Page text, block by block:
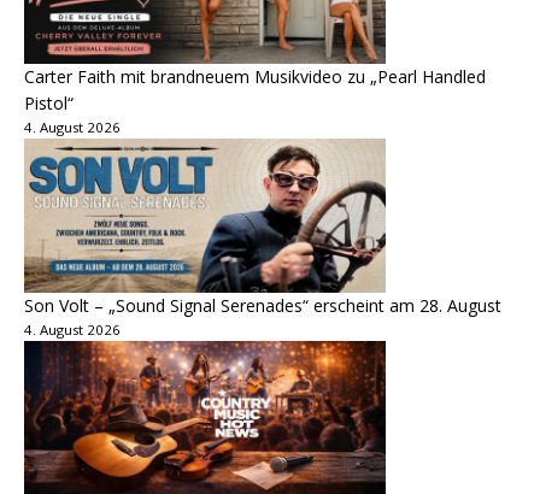
Carter Faith mit brandneuem Musikvideo zu „Pearl Handled
Pistol“
4. August 2026
Son Volt – „Sound Signal Serenades“ erscheint am 28. August
4. August 2026